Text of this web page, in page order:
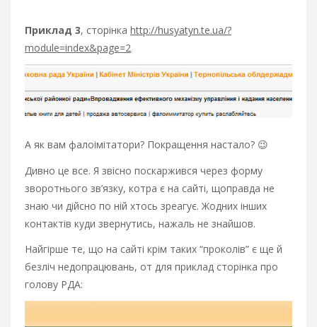
Приклад 3, сторінка http://husyatyn.te.ua/?
module=index&page=2
А як вам фалоімітатори? Покращення настало? 😉
Дивно це все. Я звісно поскаржився через форму
зворотнього зв’язку, котра є на сайті, щоправда не
знаю чи дійсно по ній хтось зреагує. Жодних інших
контактів куди звернутись, нажаль не знайшов.
Найгірше те, що на сайті крім таких “проколів” є ще й
безліч недопрацювань, от для приклад сторінка про
голову РДА: